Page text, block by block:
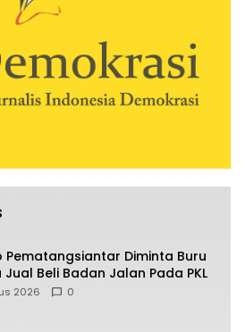
Pematangsiantar Diminta Buru
Jual Beli Badan Jalan Pada PKL
2026 0